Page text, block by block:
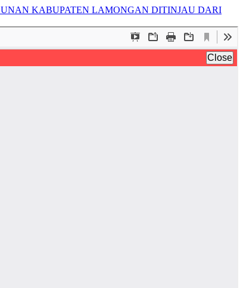
KABUPATEN LAMONGAN DITINJAU DARI